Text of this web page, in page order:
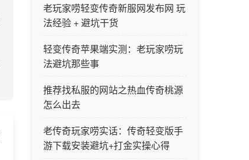
老玩家唠轻变传奇新服网发布网 玩
法经验 + 避坑干货
轻变传奇苹果端实测：老玩家唠玩
法避坑那些事
推荐找私服的网站之热血传奇桃源
怎么出去
老传奇玩家唠实话：传奇轻变版手
游下载安装避坑+打金实操心得